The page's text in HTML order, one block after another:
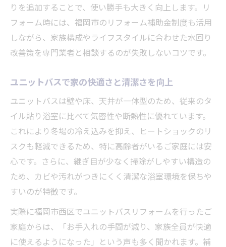
りを追加することで、使い勝手も大きく向上します。リ
フォーム時には、福岡市のリフォーム補助金制度も活用
しながら、家族構成やライフスタイルに合わせた水回り
改善策を専門業者と相談するのが失敗しないコツです。
ユニットバスで家の快適さと清潔さを向上
ユニットバスは壁や床、天井が一体型のため、従来のタ
イル貼り浴室に比べて気密性や断熱性に優れています。
これにより冬場の冷え込みを抑え、ヒートショックのリ
スクも軽減できるため、特に高齢者がいるご家庭には安
心です。さらに、継ぎ目が少なく掃除がしやすい構造の
ため、カビや汚れがつきにくく清潔な浴室環境を保ちや
すいのが特徴です。
実際に福岡市西区でユニットバスリフォームを行ったご
家庭からは、「お手入れの手間が減り、家族全員が快適
に使えるようになった」という声も多く聞かれます。補